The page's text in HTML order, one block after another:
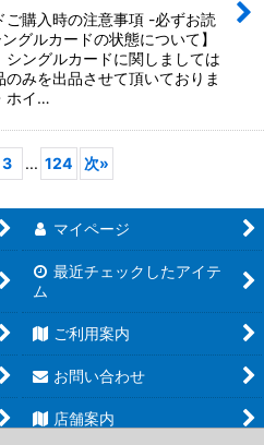
ご購入時の注意事項 -必ずお読
グルカードの状態について】
シングルカードに関しましては
のみを出品させて頂いておりま
ホイ…
3 ... 124 次»
マイページ
最近チェックしたアイテ
ム
ご利用案内
お問い合わせ
店舗案内